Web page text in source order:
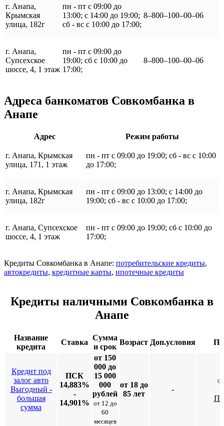
г. Анапа,
Крымская
улица, 182г
пн - пт с 09:00 до
13:00; с 14:00 до 19:00;
сб - вс с 10:00 до 17:00;
8‒800‒100‒00‒06
г. Анапа,
Супсехское
шоссе, 4, 1 этаж
пн - пт с 09:00 до
19:00; сб с 10:00 до
17:00;
8‒800‒100‒00‒06
Адреса банкоматов Совкомбанка в
Анапе
Адрес Режим работы
г. Анапа, Крымская
улица, 171, 1 этаж
пн - пт с 09:00 до 19:00; сб - вс с 10:00
до 17:00;
г. Анапа, Крымская
улица, 182г
пн - пт с 09:00 до 13:00; с 14:00 до
19:00; сб - вс с 10:00 до 17:00;
г. Анапа, Супсехское
шоссе, 4, 1 этаж
пн - пт с 09:00 до 19:00; сб с 10:00 до
17:00;
Кредиты Совкомбанка в Анапе: потребительские кредиты,
автокредиты, кредитные карты, ипотечные кредиты
Кредиты наличными Совкомбанка в
Анапе
Название
кредита
Ставка
Сумма
и срок
Возраст Доп.условия
Кредит под
залог авто
Выгодный -
большая
сумма
ПСК
14,883%
-
14,901%
от 150
000 до
15 000
000
рублей
от 12 до
60
месяцев
от 18 до
85 лет
-